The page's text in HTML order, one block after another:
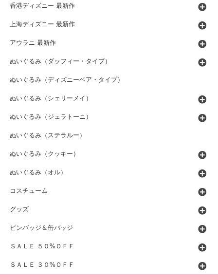
香港ディズニー 最新作
上海ディズニー 最新作
アウラニ 最新作
ぬいぐるみ（ダッフィー・タイプ）
ぬいぐるみ（ディズニーベア・タイプ）
ぬいぐるみ（シェリーメイ）
ぬいぐるみ（ジェラトーニ）
ぬいぐるみ（ステラルー）
ぬいぐるみ（クッキー）
ぬいぐるみ（オル）
コスチューム
グッズ
ピンバッジ＆缶バッジ
ＳＡＬＥ ５０%ＯＦＦ
ＳＡＬＥ ３０%ＯＦＦ